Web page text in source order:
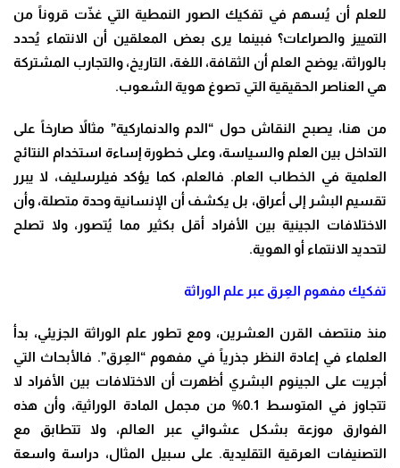
للعلم أن يُسهم في تفكيك الصور النمطية التي غذّت قروناً من
التمييز والصراعات؟ فبينما يرى بعض المعلقين أن الانتماء يُحدد
بالوراثة، يوضح العلم أن الثقافة، اللغة، التاريخ، والتجارب المشتركة
هي العناصر الحقيقية التي تصوغ هوية الشعوب.
من هنا، يصبح النقاش حول “الدم والدنماركية” مثالاً صارخاً على
التداخل بين العلم والسياسة، وعلى خطورة إساءة استخدام النتائج
العلمية في الخطاب العام. فالعلم، كما يؤكد فيلرسليف، لا يبرر
تقسيم البشر إلى أعراق، بل يكشف أن الإنسانية وحدة متصلة، وأن
الاختلافات الجينية بين الأفراد أقل بكثير مما يُتصور، ولا تصلح
لتحديد الانتماء أو الهوية.
تفكيك مفهوم العِرق عبر علم الوراثة
منذ منتصف القرن العشرين، ومع تطور علم الوراثة الجزيئي، بدأ
العلماء في إعادة النظر جذرياً في مفهوم “العِرق”. فالأبحاث التي
أجريت على الجينوم البشري أظهرت أن الاختلافات بين الأفراد لا
تتجاوز في المتوسط 0.1% من مجمل المادة الوراثية، وأن هذه
الفوارق موزعة بشكل عشوائي عبر العالم، ولا تتطابق مع
التصنيفات العرقية التقليدية. على سبيل المثال، دراسة واسعة